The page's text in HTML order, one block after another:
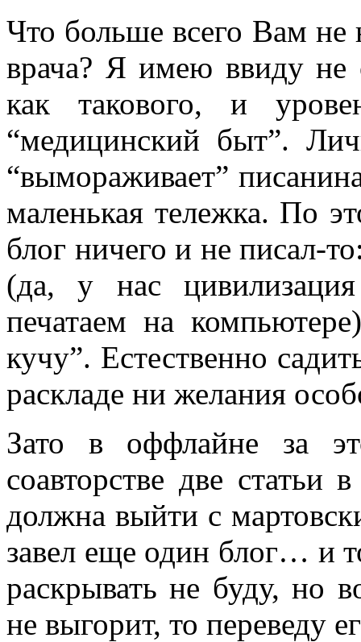
Что больше всего Вам не
врача? Я имею ввиду не
как такового, и
“медицинский быт”.
“вымораживает”
маленькая тележка. По
блог ничего и не писал-
(да, у нас
печатаем на
кучу”. Естественно
раскладе ни желания
Зато в оффлайне за
соавторстве две
должна выйти с
завел еще один блог… и
раскрывать не буду, но
не выгорит, то переведу